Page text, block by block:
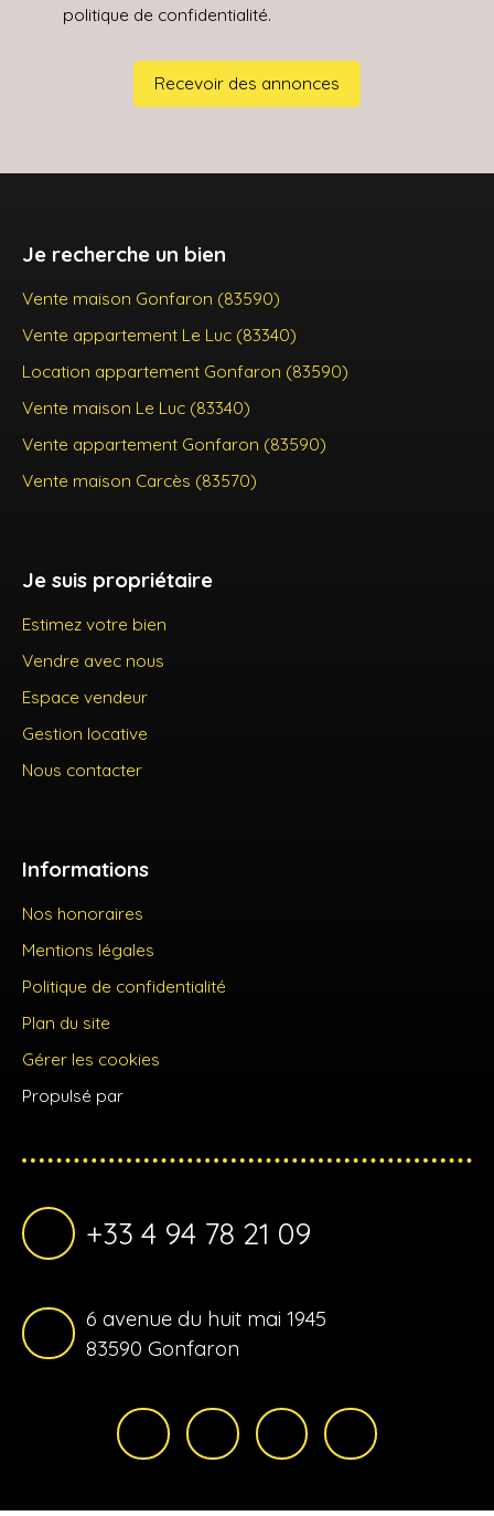
politique de confidentialité.
Recevoir des annonces
Je recherche un bien
Vente maison Gonfaron (83590)
Vente appartement Le Luc (83340)
Location appartement Gonfaron (83590)
Vente maison Le Luc (83340)
Vente appartement Gonfaron (83590)
Vente maison Carcès (83570)
Je suis propriétaire
Estimez votre bien
Vendre avec nous
Espace vendeur
Gestion locative
Nous contacter
Informations
Nos honoraires
Mentions légales
Politique de confidentialité
Plan du site
Gérer les cookies
Propulsé par
+33 4 94 78 21 09
6 avenue du huit mai 1945
83590 Gonfaron